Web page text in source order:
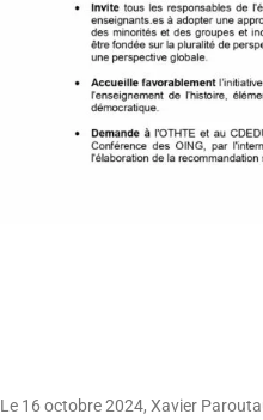
Le 16 octobre 2024, Xavier